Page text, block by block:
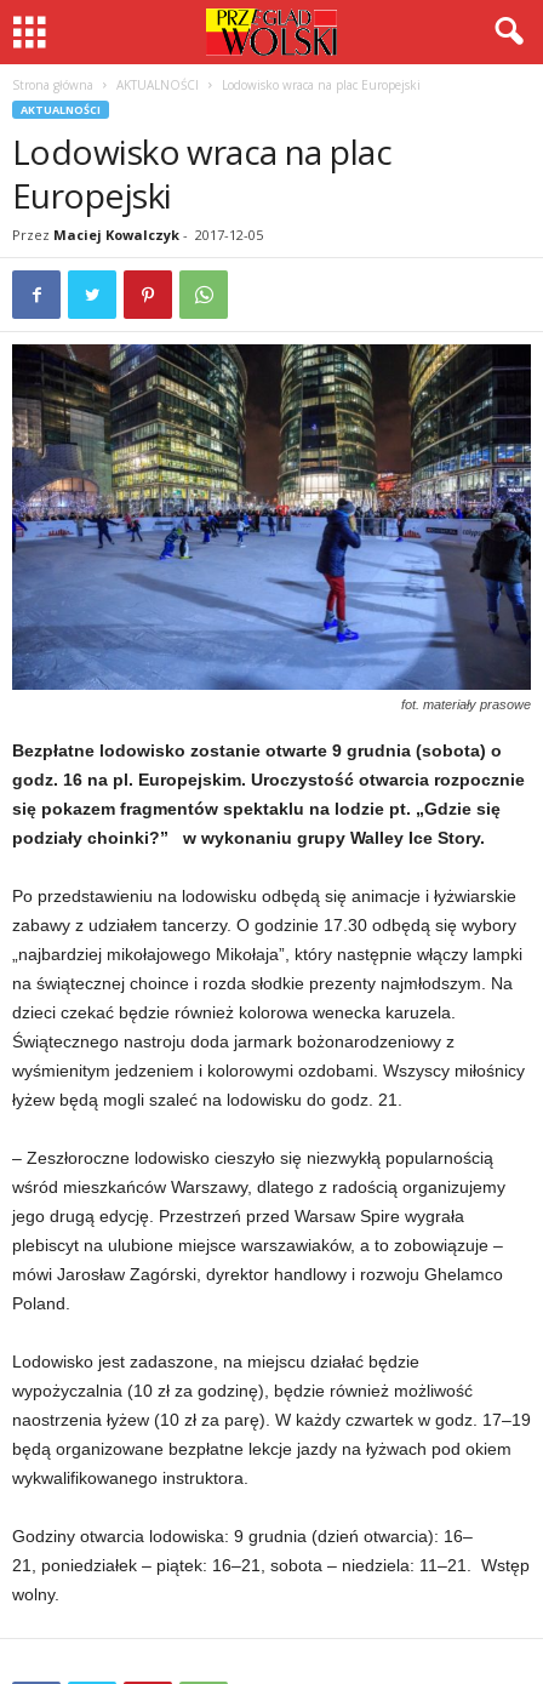
Strona główna AKTUALNOŚCI Lodowisko wraca na plac Europejski
AKTUALNOŚCI
Lodowisko wraca na plac
Europejski
Przez Maciej Kowalczyk - 2017-12-05
fot. materiały prasowe
Bezpłatne lodowisko zostanie otwarte 9 grudnia (sobota) o
godz. 16 na pl. Europejskim. Uroczystość otwarcia rozpocznie
się pokazem fragmentów spektaklu na lodzie pt. „Gdzie się
podziały choinki?” w wykonaniu grupy Walley Ice Story.
Po przedstawieniu na lodowisku odbędą się animacje i łyżwiarskie
zabawy z udziałem tancerzy. O godzinie 17.30 odbędą się wybory
„najbardziej mikołajowego Mikołaja”, który następnie włączy lampki
na świątecznej choince i rozda słodkie prezenty najmłodszym. Na
dzieci czekać będzie również kolorowa wenecka karuzela.
Świątecznego nastroju doda jarmark bożonarodzeniowy z
wyśmienitym jedzeniem i kolorowymi ozdobami. Wszyscy miłośnicy
łyżew będą mogli szaleć na lodowisku do godz. 21.
– Zeszłoroczne lodowisko cieszyło się niezwykłą popularnością
wśród mieszkańców Warszawy, dlatego z radością organizujemy
jego drugą edycję. Przestrzeń przed Warsaw Spire wygrała
plebiscyt na ulubione miejsce warszawiaków, a to zobowiązuje –
mówi Jarosław Zagórski, dyrektor handlowy i rozwoju Ghelamco
Poland.
Lodowisko jest zadaszone, na miejscu działać będzie
wypożyczalnia (10 zł za godzinę), będzie również możliwość
naostrzenia łyżew (10 zł za parę). W każdy czwartek w godz. 17–19
będą organizowane bezpłatne lekcje jazdy na łyżwach pod okiem
wykwalifikowanego instruktora.
Godziny otwarcia lodowiska: 9 grudnia (dzień otwarcia): 16–
21, poniedziałek – piątek: 16–21, sobota – niedziela: 11–21. Wstęp
wolny.